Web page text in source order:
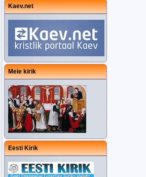
Kaev.net
Meie kirik
Eesti Kirik